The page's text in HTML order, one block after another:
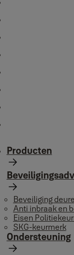
Producten
Beveiliging
Anti inbraak en
Eisen
SKG-keurmerk
Ondersteuning